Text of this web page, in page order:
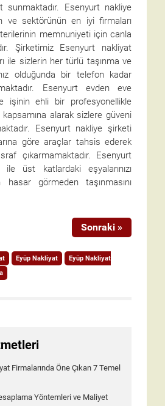
sunmaktadır. Esenyurt nakliye
ve sektörünün en iyi firmaları
memnuniyeti için canla
Şirketimiz Esenyurt nakliyat
ile sizlerin her türlü taşınma ve
olduğunda bir telefon kadar
Esenyurt evden eve
işinin ehli bir profesyonellikle
kapsamına alarak sizlere güveni
Esenyurt nakliye şirketi
göre araçlar tahsis ederek
çıkarmamaktadır. Esenyurt
üst katlardaki eşyalarınızı
görmeden taşınmasını
Sonraki »
Eyüp Nakliyat
Eyüp Nakliyat
Firmalarında Öne Çıkan 7 Temel
Yöntemleri ve Maliyet